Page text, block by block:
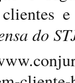
clientes
do